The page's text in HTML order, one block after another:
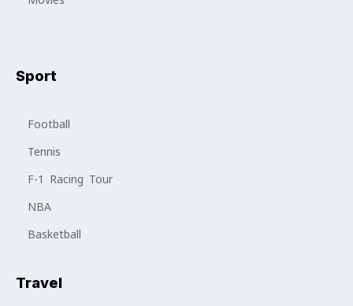
Sport
Football
Tennis
F-1 Racing Tour
NBA
Basketball
Travel